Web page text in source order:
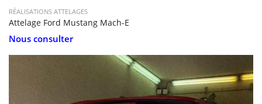
RÉALISATIONS ATTELAGES
Attelage Ford Mustang Mach-E
Nous consulter